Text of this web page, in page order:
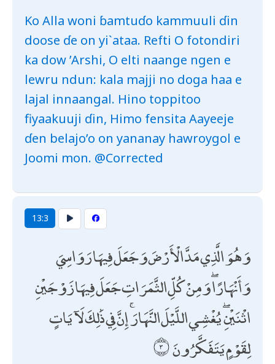
Ko Alla woni ɓamtuɗo kammuuli ɗin
doose ɗe on yi`ataa. Refti O fotondiri
ka dow ’Arshi, O elti naange ngen e
lewru ndun: kala majji no doga haa e
lajal innaangal. Hino toppitoo
fiyaakuuji ɗin, Himo fensita Aayeeje
ɗen belajo’o on yananay hawroygol e
Joomi mon. @Corrected
13:3
وَهُوَ الَّذِي مَدَّ الْأَرْضَ وَجَعَلَ فِيهَا رَوَاسِيَ
وَأَنْهَارًا ۖ وَمِنْ كُلِّ الثَّمَرَاتِ جَعَلَ فِيهَا زَوْجَيْنِ
اثْنَيْنِ ۖ يُغْشِي اللَّيْلَ النَّهَارَ ۚ إِنَّ فِي ذَٰلِكَ لَآيَاتٍ
لِقَوْمٍ يَتَفَكَّرُونَ